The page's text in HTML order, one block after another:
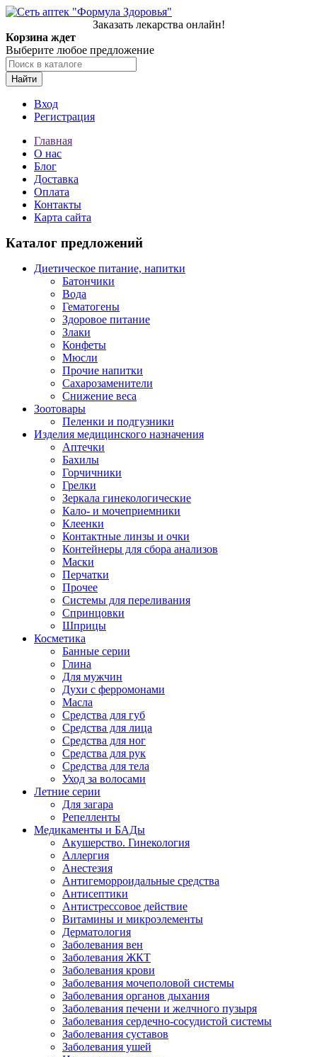
Заказать лекарства онлайн!
Корзина ждет
Выберите любое предложение
Найти
Вход
Регистрация
Главная
О нас
Блог
Доставка
Оплата
Контакты
Карта сайта
Каталог предложений
Диетическое питание, напитки
Батончики
Вода
Гематогены
Здоровое питание
Злаки
Конфеты
Мюсли
Прочие напитки
Сахарозаменители
Снижение веса
Зоотовары
Пеленки и подгузники
Изделия медицинского назначения
Аптечки
Бахилы
Горчичники
Грелки
Зеркала гинекологические
Кало- и мочеприемники
Клеенки
Контактные линзы и очки
Контейнеры для сбора анализов
Маски
Перчатки
Прочее
Системы для переливания
Спринцовки
Шприцы
Косметика
Банные серии
Глина
Для мужчин
Духи с ферромонами
Масла
Средства для губ
Средства для лица
Средства для ног
Средства для рук
Средства для тела
Уход за волосами
Летние серии
Для загара
Репелленты
Медикаменты и БАДы
Акушерство. Гинекология
Аллергия
Анестезия
Антигеморроидальные средства
Антисептики
Антистрессовое действие
Витамины и микроэлементы
Дерматология
Заболевания вен
Заболевания ЖКТ
Заболевания крови
Заболевания мочеполовой системы
Заболевания органов дыхания
Заболевания печени и желчного пузыря
Заболевания сердечно-сосудистой системы
Заболевания суставов
Заболевания ушей